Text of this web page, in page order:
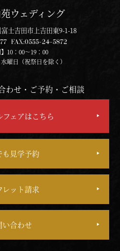
ウェディング
士吉田市上吉田東9-1-18
FAX:0555-24-5872
】10：00～19：00
曜日（祝祭日を除く）
わせ・ご予約・ご相談
フェアはこちら
も見学予約
レット請求
い合わせ